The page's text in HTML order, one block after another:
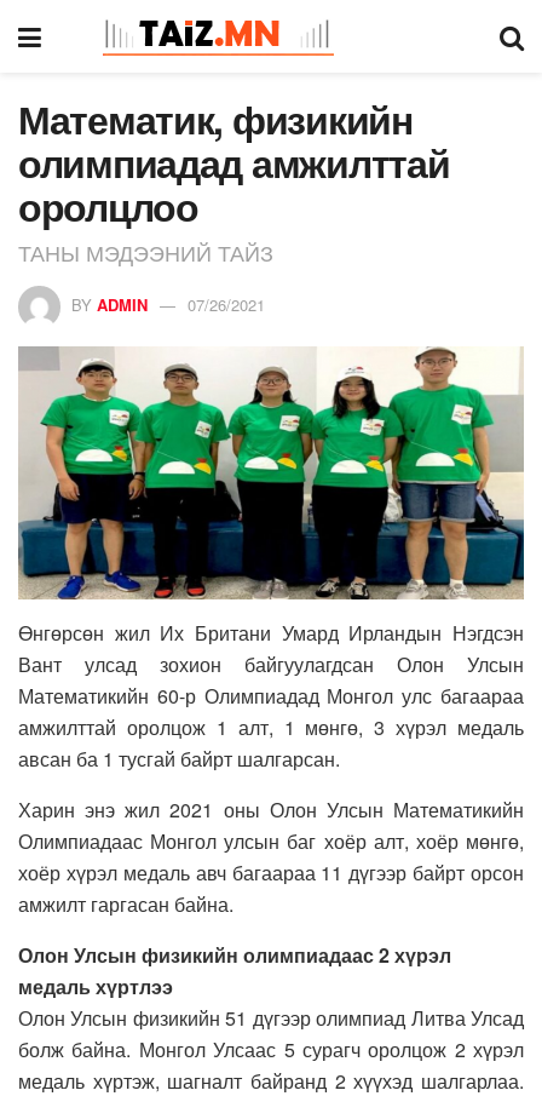
Математик, физикийн
олимпиадад амжилттай
оролцлоо
ТАНЫ МЭДЭЭНИЙ ТАЙЗ
BY ADMIN 07/26/2021
Өнгөрсөн жил Их Британи Умард Ирландын Нэгдсэн
Вант улсад зохион байгуулагдсан Олон Улсын
Математикийн 60-р Олимпиадад Монгол улс багаараа
амжилттай оролцож 1 алт, 1 мөнгө, 3 хүрэл медаль
авсан ба 1 тусгай байрт шалгарсан.
Харин энэ жил 2021 оны Олон Улсын Математикийн
Олимпиадаас Монгол улсын баг хоёр алт, хоёр мөнгө,
хоёр хүрэл медаль авч багаараа 11 дүгээр байрт орсон
амжилт гаргасан байна.
Олон Улсын физикийн олимпиадаас 2 хүрэл
медаль хүртлээ
Олон Улсын физикийн 51 дүгээр олимпиад Литва Улсад
болж байна. Монгол Улсаас 5 сурагч оролцож 2 хүрэл
медаль хүртэж, шагналт байранд 2 хүүхэд шалгарлаа.